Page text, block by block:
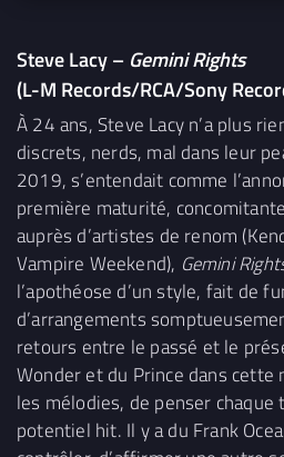
Steve Lacy – Gemini Rights
(L-M Records/RCA/Sony
À 24 ans, Steve Lacy n’a plus
discrets, nerds, mal dans leur
2019, s’entendait comme
première maturité,
auprès d’artistes de renom
Vampire Weekend), Gemini
l’apothéose d’un style, fait de
d’arrangements
retours entre le passé et le
Wonder et du Prince dans cette
les mélodies, de penser
potentiel hit. Il y a du Frank